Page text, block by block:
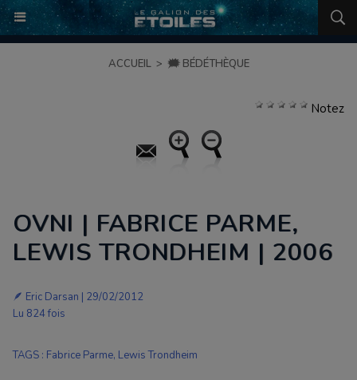
ACCUEIL > 🗯️ BÉDÉTHÈQUE
Notez
OVNI | FABRICE PARME,
LEWIS TRONDHEIM | 2006
🪶 Eric Darsan | 29/02/2012
Lu 824 fois
TAGS : Fabrice Parme, Lewis Trondheim